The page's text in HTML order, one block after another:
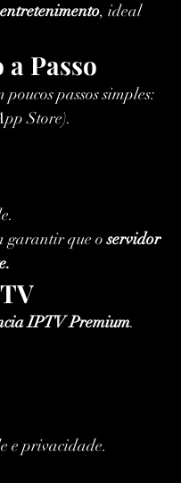
, ideal
Passo
passos simples:
Store).
garantir que o servidor
IPTV Premium.
e privacidade.